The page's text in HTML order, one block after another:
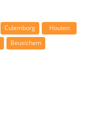
Culemborg
Houten
Beusichem